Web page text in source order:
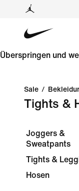
Überspringen und
Sale /
Tights &
Joggers &
Sweatpants
Tights &
Hosen